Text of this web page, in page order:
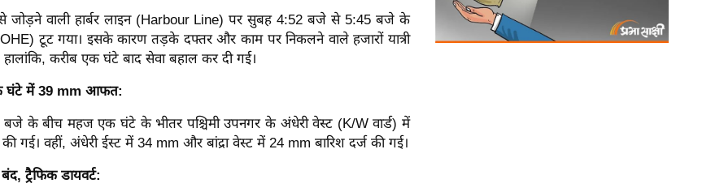
जोड़ने वाली हार्बर लाइन (Harbour Line) पर सुबह 4:52 बजे से 5:45 बजे के
टूट गया। इसके कारण तड़के दफ्तर और काम पर निकलने वाले हजारों यात्री
करीब एक घंटे बाद सेवा बहाल कर दी गई।
घंटे में 39 mm आफत:
के बीच महज एक घंटे के भीतर पश्चिमी उपनगर के अंधेरी वेस्ट (K/W वार्ड) में
गई। वहीं, अंधेरी ईस्ट में 34 mm और बांद्रा वेस्ट में 24 mm बारिश दर्ज की गई।
ट्रैफिक डायवर्ट: